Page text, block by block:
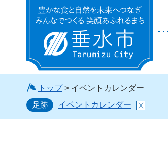
垂水市
トップ> イベントカレンダー
足跡
イベントカレンダー